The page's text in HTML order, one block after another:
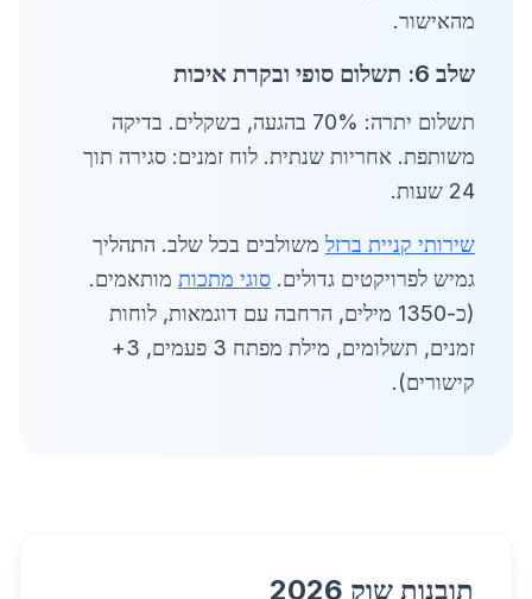
מהאישור.
שלב 6: תשלום סופי ובקרת איכות
תשלום יתרה: 70% בהגעה, בשקלים. בדיקה
משותפת. אחריות שנתית. לוח זמנים: סגירה תוך
24 שעות.
שירותי קניית ברזל משולבים בכל שלב. התהליך
גמיש לפרויקטים גדולים. סוגי מתכות מותאמים.
(כ-1350 מילים, הרחבה עם דוגמאות, לוחות
זמנים, תשלומים, מילת מפתח 3 פעמים, 3+
קישורים).
תובנות שוק 2026